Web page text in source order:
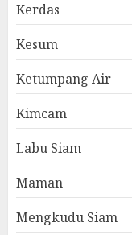
Kerdas
Kesum
Ketumpang Air
Kimcam
Labu Siam
Maman
Mengkudu Siam